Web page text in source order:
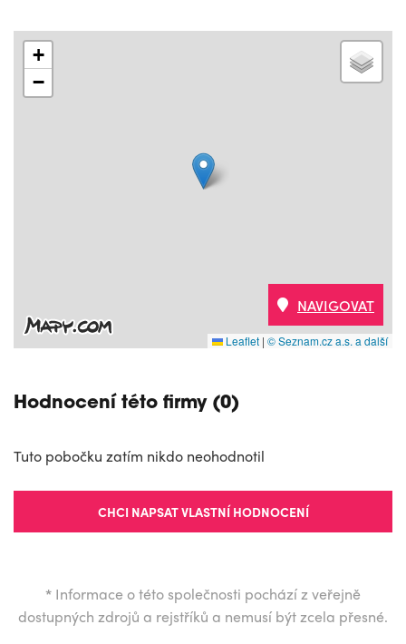
+
−
Leaflet | © Seznam.cz a.s. a další
NAVIGOVAT
Hodnocení této firmy (0)
Tuto pobočku zatím nikdo neohodnotil
CHCI NAPSAT VLASTNÍ HODNOCENÍ
* Informace o této společnosti pochází z veřejně
dostupných zdrojů a rejstříků a nemusí být zcela přesné.